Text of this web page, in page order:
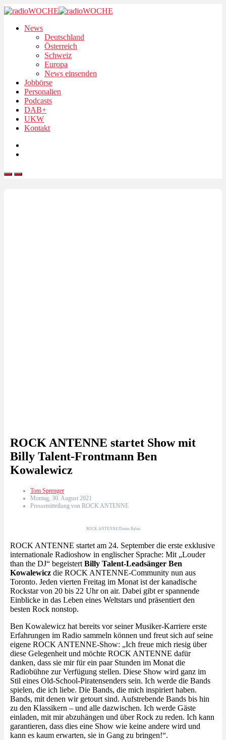
News
Deutschland
Österreich
Schweiz
Europa
News einsenden
Jobbörse
Personalien
Podcasts
DAB+
UKW
Kontakt
ROCK ANTENNE startet Show mit
Billy Talent-Frontmann Ben
Kowalewicz
Tom Sprenger
Montag, 30. August 2021
Pressemitteilung von ROCK ANTENNE
ROCK ANTENNE/Dustin Rabin
ROCK ANTENNE startet am 24. September die erste exklusive
internationale Radioshow in englischer Sprache: Mit „Louder
than the DJ“ begeistert Billy Talent-Leadsänger Ben
Kowalewicz die ROCK ANTENNE-Community nun aus
Toronto. Jeden vierten Freitag im Monat ist der kanadische
Rockstar von 20 bis 22 Uhr on air. Dabei gibt er spannende
Einblicke in das Leben eines Weltstars und präsentiert den
besten Rock nonstop.
Ben Kowalewicz hat bereits vor seiner Musiker-Karriere erste
Erfahrungen im Radio sammeln können und freut sich auf seine
eigene ROCK ANTENNE-Show: „Ich freue mich riesig über
diese Gelegenheit und möchte ROCK ANTENNE dafür
danken, dass sie mir für ein paar Stunden im Monat die
Radiobühne zur Verfügung stellen. Diese Show wird ganz im
Stil eines Old-School-Piratensenders sein. Ich werde die Bands
spielen, die ich liebe. Die Bands, die mich inspiriert haben.
Bands, mit denen wir getourt sind. Aufstrebende Bands bis hin
zu den Klassikern – und alle dazwischen. Ich werde Gäste
einladen, mit mir abzuhängen und über Rock zu reden. Ich kann
garantieren, dass dies eine Show wie keine andere wird und
kann es kaum erwarten, sie in Gang zu bringen!“.